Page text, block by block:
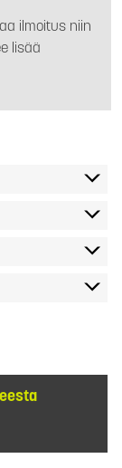
ilmoitus niin
lisää